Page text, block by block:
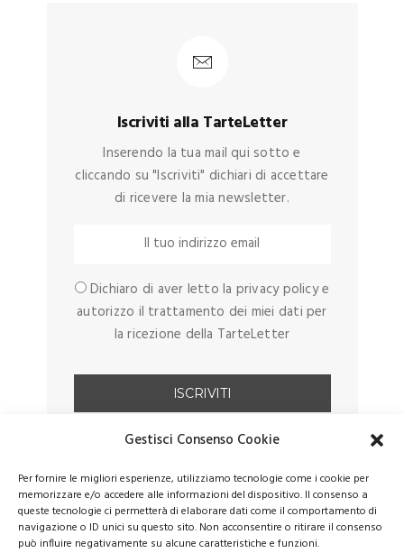
Gestisci Consenso Cookie
Per fornire le migliori esperienze, utilizziamo tecnologie come i cookie per
memorizzare e/o accedere alle informazioni del dispositivo. Il consenso a
queste tecnologie ci permetterà di elaborare dati come il comportamento di
navigazione o ID unici su questo sito. Non acconsentire o ritirare il consenso
può influire negativamente su alcune caratteristiche e funzioni.
Iscriviti alla TarteLetter
Inserendo la tua mail qui sotto e
cliccando su "Iscriviti" dichiari di accettare
di ricevere la mia newsletter.
Dichiaro di aver letto la privacy policy e
autorizzo il trattamento dei miei dati per
la ricezione della TarteLetter